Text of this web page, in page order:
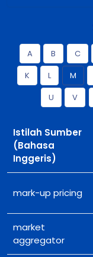
A B C
K
L M
U
V
Istilah Sumber
(Bahasa
Inggeris)
mark-up pricing
market
aggregator